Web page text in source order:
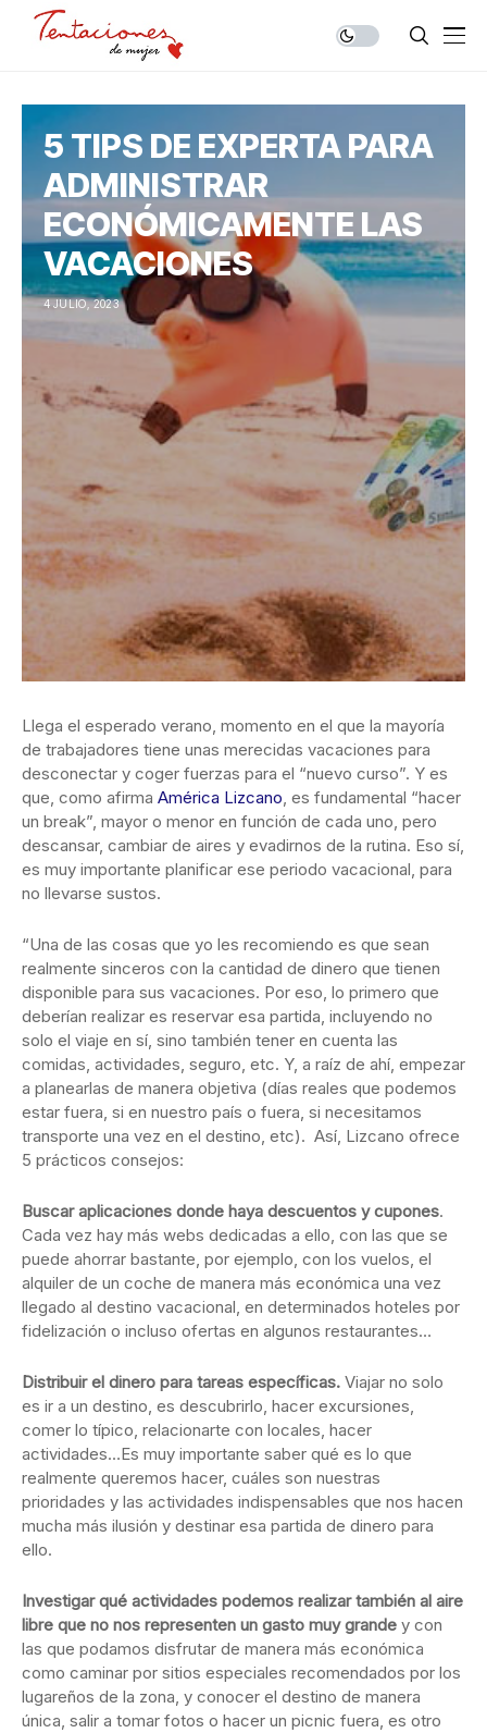
5 TIPS DE EXPERTA PARA
ADMINISTRAR
ECONÓMICAMENTE LAS
VACACIONES
4 JULIO, 2023
Llega el esperado verano, momento en el que la mayoría
de trabajadores tiene unas merecidas vacaciones para
desconectar y coger fuerzas para el “nuevo curso”. Y es
que, como afirma América Lizcano, es fundamental “hacer
un break”, mayor o menor en función de cada uno, pero
descansar, cambiar de aires y evadirnos de la rutina. Eso sí,
es muy importante planificar ese periodo vacacional, para
no llevarse sustos.
“Una de las cosas que yo les recomiendo es que sean
realmente sinceros con la cantidad de dinero que tienen
disponible para sus vacaciones. Por eso, lo primero que
deberían realizar es reservar esa partida, incluyendo no
solo el viaje en sí, sino también tener en cuenta las
comidas, actividades, seguro, etc. Y, a raíz de ahí, empezar
a planearlas de manera objetiva (días reales que podemos
estar fuera, si en nuestro país o fuera, si necesitamos
transporte una vez en el destino, etc). Así, Lizcano ofrece
5 prácticos consejos:
Buscar aplicaciones donde haya descuentos y cupones.
Cada vez hay más webs dedicadas a ello, con las que se
puede ahorrar bastante, por ejemplo, con los vuelos, el
alquiler de un coche de manera más económica una vez
llegado al destino vacacional, en determinados hoteles por
fidelización o incluso ofertas en algunos restaurantes…
Distribuir el dinero para tareas específicas. Viajar no solo
es ir a un destino, es descubrirlo, hacer excursiones,
comer lo típico, relacionarte con locales, hacer
actividades…Es muy importante saber qué es lo que
realmente queremos hacer, cuáles son nuestras
prioridades y las actividades indispensables que nos hacen
mucha más ilusión y destinar esa partida de dinero para
ello.
Investigar qué actividades podemos realizar también al aire
libre que no nos representen un gasto muy grande y con
las que podamos disfrutar de manera más económica
como caminar por sitios especiales recomendados por los
lugareños de la zona, y conocer el destino de manera
única, salir a tomar fotos o hacer un picnic fuera, es otro